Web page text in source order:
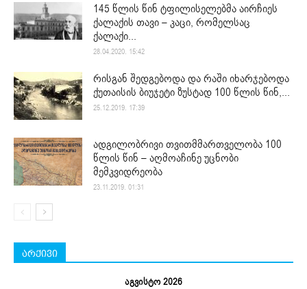
145 წლის წინ ტფილისელებმა აირჩიეს
ქალაქის თავი – კაცი, რომელსაც
ქალაქი...
28.04.2020. 15:42
რისგან შედგებოდა და რაში იხარჯებოდა
ქუთაისის ბიუჯეტი ზუსტად 100 წლის წინ,...
25.12.2019. 17:39
ადგილობრივი თვითმმართველობა 100
წლის წინ – აღმოაჩინე უცნობი
მემკვიდრეობა
23.11.2019. 01:31
არქივი
აგვისტო 2026